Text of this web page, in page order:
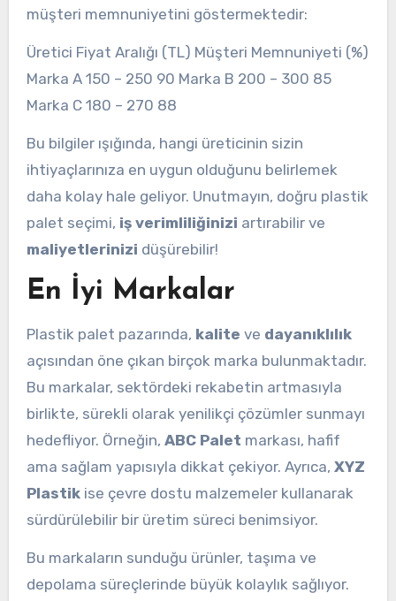
müşteri memnuniyetini göstermektedir:
Üretici Fiyat Aralığı (TL) Müşteri Memnuniyeti (%)
Marka A 150 – 250 90 Marka B 200 – 300 85
Marka C 180 – 270 88
Bu bilgiler ışığında, hangi üreticinin sizin
ihtiyaçlarınıza en uygun olduğunu belirlemek
daha kolay hale geliyor. Unutmayın, doğru plastik
palet seçimi, iş verimliliğinizi artırabilir ve
maliyetlerinizi düşürebilir!
En İyi Markalar
Plastik palet pazarında, kalite ve dayanıklılık
açısından öne çıkan birçok marka bulunmaktadır.
Bu markalar, sektördeki rekabetin artmasıyla
birlikte, sürekli olarak yenilikçi çözümler sunmayı
hedefliyor. Örneğin, ABC Palet markası, hafif
ama sağlam yapısıyla dikkat çekiyor. Ayrıca, XYZ
Plastikise çevre dostu malzemeler kullanarak
sürdürülebilir bir üretim süreci benimsiyor.
Bu markaların sunduğu ürünler, taşıma ve
depolama süreçlerinde büyük kolaylık sağlıyor.